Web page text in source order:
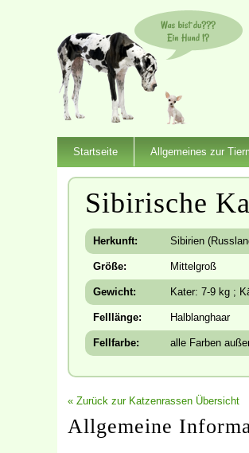
Startseite Allgemeines zur
Sibirische
Herkunft: Sibirien
Größe: Mittelgroß
Gewicht: Kater: 7-9 kg ;
Felllänge: Halblanghaar
Fellfarbe: alle Farben
« Zurück zur Katzenrassen Übersicht
Allgemeine